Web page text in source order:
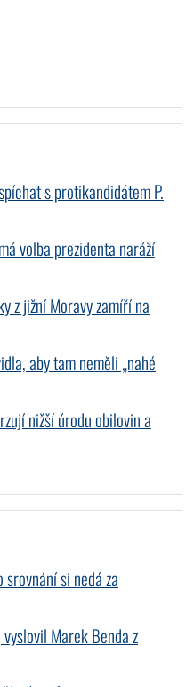
s protikandidátem P.
volba prezidenta naráží
z jižní Moravy zamíří na
aby tam neměli „nahé
nižší úrodu obilovin a
si nedá za
Marek Benda z